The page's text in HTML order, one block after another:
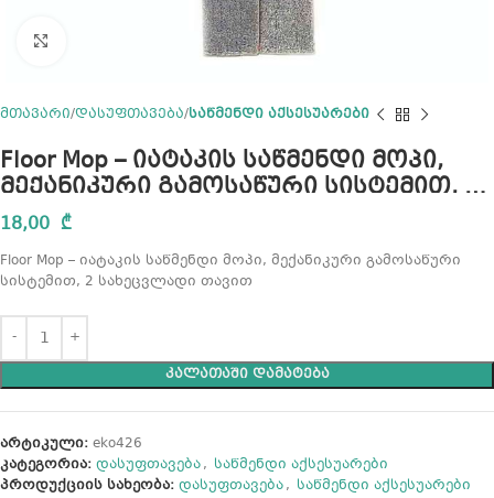
მთავარი დასუფთავება საწმენდი აქსესუარები
Floor Mop – იატაკის საწმენდი მოპი,
მექანიკური გამოსაწური სისტემით, 2
სახეცვლადი თავით
18,00 ₾
Floor Mop – იატაკის საწმენდი მოპი, მექანიკური გამოსაწური
სისტემით, 2 სახეცვლადი თავით
ᲙᲐᲚᲐᲗᲐᲨᲘ ᲓᲐᲛᲐᲢᲔᲑᲐ
არტიკული: eko426
კატეგორია: დასუფთავება, საწმენდი აქსესუარები
პროდუქციის სახეობა: დასუფთავება, საწმენდი აქსესუარები